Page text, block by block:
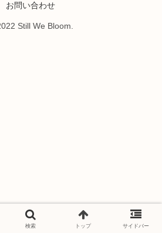
お問い合わせ
Still We Bloom.
検索 トップ サイドバー